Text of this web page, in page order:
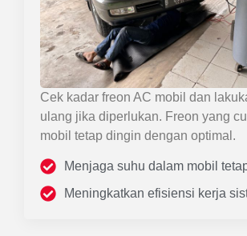
Cek kadar freon AC mobil dan
ulang jika diperlukan. Freon yang
mobil tetap dingin dengan optimal.
Menjaga suhu dalam mobil
Meningkatkan efisiensi kerja